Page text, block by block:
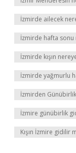
İzmirde ailecek
İzmirde hafta
İzmirde kışın
İzmirde yağmurlu
İzmirden
İzmire günübirlik
Kışın İzmire gidilir